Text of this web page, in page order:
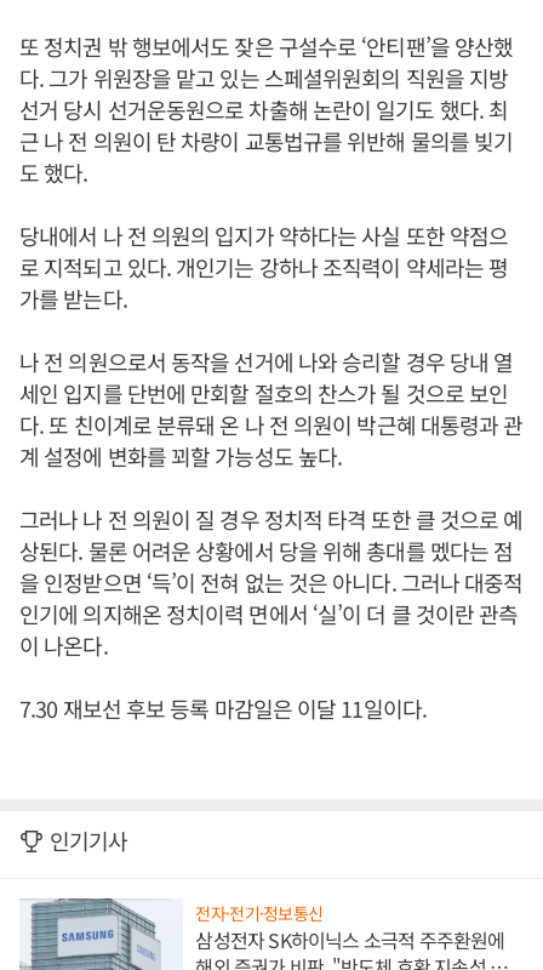
또 정치권 밖 행보에서도 잦은 구설수로 ‘안티팬’을 양산했
다. 그가 위원장을 맡고 있는 스페셜위원회의 직원을 지방
선거 당시 선거운동원으로 차출해 논란이 일기도 했다. 최
근 나 전 의원이 탄 차량이 교통법규를 위반해 물의를 빚기
도 했다.
당내에서 나 전 의원의 입지가 약하다는 사실 또한 약점으
로 지적되고 있다. 개인기는 강하나 조직력이 약세라는 평
가를 받는다.
나 전 의원으로서 동작을 선거에 나와 승리할 경우 당내 열
세인 입지를 단번에 만회할 절호의 찬스가 될 것으로 보인
다. 또 친이계로 분류돼 온 나 전 의원이 박근혜 대통령과 관
계 설정에 변화를 꾀할 가능성도 높다.
그러나 나 전 의원이 질 경우 정치적 타격 또한 클 것으로 예
상된다. 물론 어려운 상황에서 당을 위해 총대를 멨다는 점
을 인정받으면 ‘득’이 전혀 없는 것은 아니다. 그러나 대중적
인기에 의지해온 정치이력 면에서 ‘실’이 더 클 것이란 관측
이 나온다.
7.30 재보선 후보 등록 마감일은 이달 11일이다.
인기기사
전자·전기·정보통신
삼성전자 SK하이닉스 소극적 주주환원에